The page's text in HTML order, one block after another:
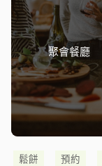
聚會餐廳
鬆餅 預約